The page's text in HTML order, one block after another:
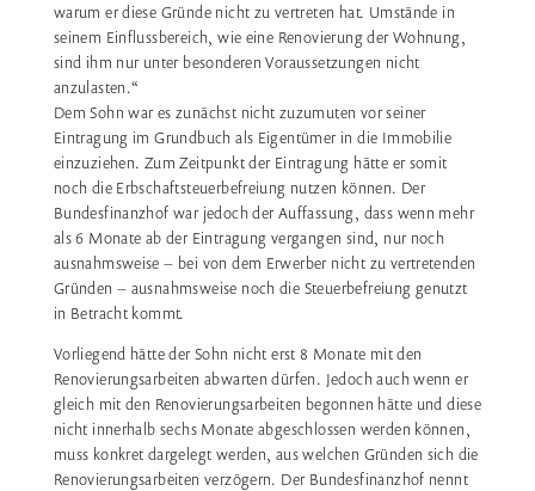
warum er diese Gründe nicht zu vertreten hat. Umstände in
seinem Einflussbereich, wie eine Renovierung der Wohnung,
sind ihm nur unter besonderen Voraussetzungen nicht
anzulasten.“
Dem Sohn war es zunächst nicht zuzumuten vor seiner
Eintragung im Grundbuch als Eigentümer in die Immobilie
einzuziehen. Zum Zeitpunkt der Eintragung hätte er somit
noch die Erbschaftsteuerbefreiung nutzen können. Der
Bundesfinanzhof war jedoch der Auffassung, dass wenn mehr
als 6 Monate ab der Eintragung vergangen sind, nur noch
ausnahmsweise – bei von dem Erwerber nicht zu vertretenden
Gründen – ausnahmsweise noch die Steuerbefreiung genutzt
in Betracht kommt.
Vorliegend hätte der Sohn nicht erst 8 Monate mit den
Renovierungsarbeiten abwarten dürfen. Jedoch auch wenn er
gleich mit den Renovierungsarbeiten begonnen hätte und diese
nicht innerhalb sechs Monate abgeschlossen werden können,
muss konkret dargelegt werden, aus welchen Gründen sich die
Renovierungsarbeiten verzögern. Der Bundesfinanzhof nennt